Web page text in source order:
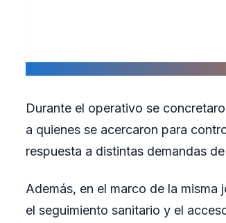
Durante el operativo se
a quienes se acercaron para
respuesta a distintas demandas
Además, en el marco de la
el seguimiento sanitario y el